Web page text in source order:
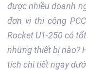
được nhiều doanh
đơn vị thi công
Rocket U1-250 có
những thiết bị nào?
tích chi tiết ngay